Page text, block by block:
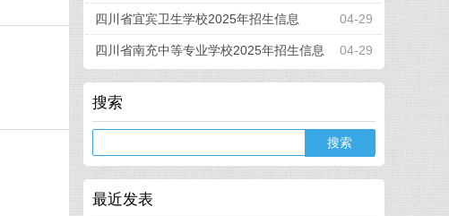
04-29
四川省宜宾卫生学校2025年招生信息
04-29
四川省南充中等专业学校2025年招生信息
搜索
最近发表